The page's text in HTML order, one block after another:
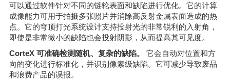
可以通过软件针对不同的链轮表面和缺陷进行优化。它的计算
成像能力可用于拍摄多张照片并消除高反射金属表面造成的热
点。它的穹顶打光系统设计支持投射光的非常锐利的入射角，
即使是非常微小的缺陷也会投射阴影，从而提高其可见度。
CorteX 可准确检测随机、复杂的缺陷。
它会自动对位置和方
向的变化进行标准化，并识别像素级缺陷。它可减少导致废品
和浪费产品的误报。